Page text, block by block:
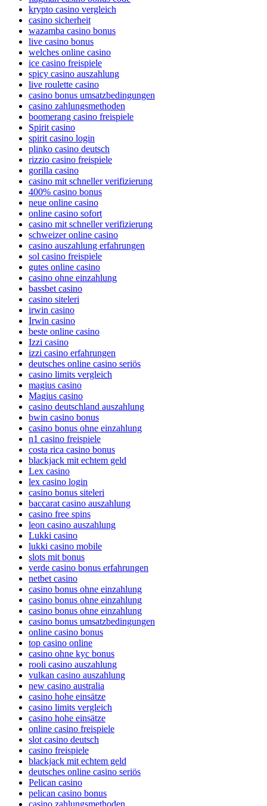
krypto casino vergleich
casino sicherheit
wazamba casino bonus
live casino bonus
welches online casino
ice casino freispiele
spicy casino auszahlung
live roulette casino
casino bonus umsatzbedingungen
casino zahlungsmethoden
boomerang casino freispiele
Spirit casino
spirit casino login
plinko casino deutsch
rizzio casino freispiele
gorilla casino
casino mit schneller verifizierung
400% casino bonus
neue online casino
online casino sofort
casino mit schneller verifizierung
schweizer online casino
casino auszahlung erfahrungen
sol casino freispiele
gutes online casino
casino ohne einzahlung
bassbet casino
casino siteleri
irwin casino
Irwin casino
beste online casino
Izzi casino
izzi casino erfahrungen
deutsches online casino seriös
casino limits vergleich
magius casino
Magius casino
casino deutschland auszahlung
bwin casino bonus
casino bonus ohne einzahlung
n1 casino freispiele
costa rica casino bonus
blackjack mit echtem geld
Lex casino
lex casino login
casino bonus siteleri
baccarat casino auszahlung
casino free spins
leon casino auszahlung
Lukki casino
lukki casino mobile
slots mit bonus
verde casino bonus erfahrungen
netbet casino
casino bonus ohne einzahlung
casino bonus ohne einzahlung
casino bonus ohne einzahlung
casino bonus umsatzbedingungen
online casino bonus
top casino online
casino ohne kyc bonus
rooli casino auszahlung
vulkan casino auszahlung
new casino australia
casino hohe einsätze
casino limits vergleich
casino hohe einsätze
online casino freispiele
slot casino deutsch
casino freispiele
blackjack mit echtem geld
deutsches online casino seriös
Pelican casino
pelican casino bonus